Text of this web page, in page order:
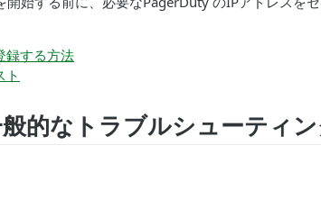
録する方法
ト
的なトラブルシューティ